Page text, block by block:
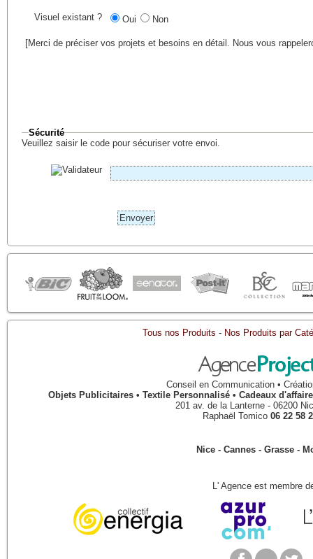
Visuel existant ? Oui Non
[Merci de préciser vos projets et besoins en détail. Nous vous
Sécurité
Veuillez saisir le code pour sécuriser votre envoi.
Tous nos Produits - Nos Produits par
Conseil en Communication •
Objets Publicitaires • Textile Personnalisé • Cadeaux
201 av. de la Lanterne - 06200
Raphaël Tomico 06 22 58
Nice - Cannes - Grasse -
L' Agence est membre